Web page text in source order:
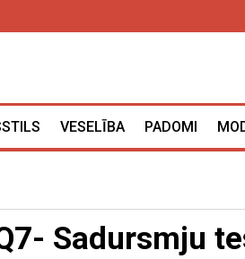
VESELĪBA PADOMI
Sadursmju